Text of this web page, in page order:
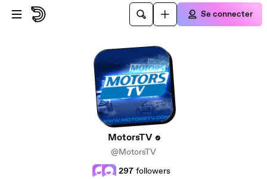
Passer au contenu principal
Se connecter
MotorsTV
@MotorsTV
297 followers